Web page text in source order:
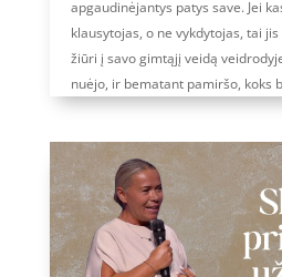
apgaudinėjantys patys save. Jei
klausytojas, o ne vykdytojas, tai
žiūri į savo gimtąjį veidą
nuėjo, ir bematant pamiršo, koks